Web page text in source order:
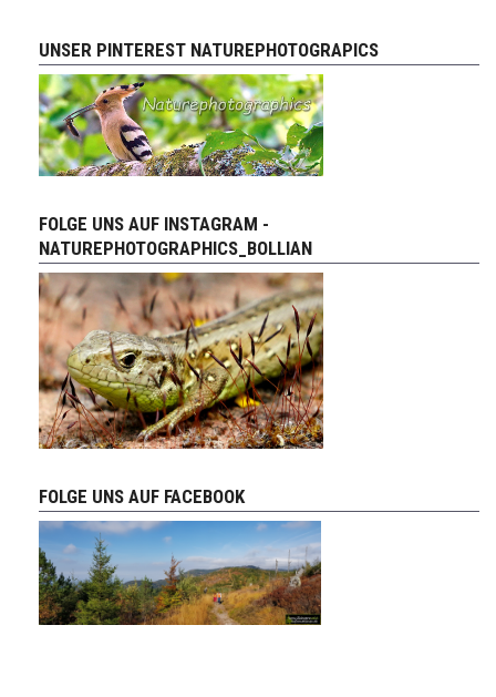
UNSER PINTEREST NATUREPHOTOGRAPICS
FOLGE UNS AUF INSTAGRAM -
NATUREPHOTOGRAPHICS_BOLLIAN
FOLGE UNS AUF FACEBOOK